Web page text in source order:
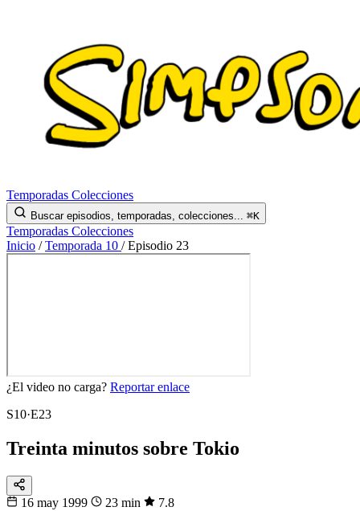
Temporadas Colecciones
Buscar episodios, temporadas, colecciones... ⌘K
Temporadas Colecciones
Inicio / Temporada 10 / Episodio 23
¿El video no carga? Reportar enlace
S10·E23
Treinta minutos sobre Tokio
16 may 1999 23 min
7.8